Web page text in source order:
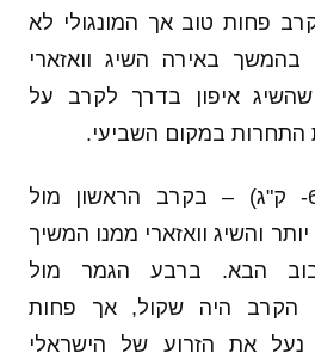
פחות טוב אך המונגולי לא
בהמשך באירה השיג וואזארי
איפון בדרך לקרב על
התחרות במקום השביעי.
(66- ק"ג) – בקרב הראשון מול
והשיג וואזארי ממנו המשיך
הבא. ברבע הגמר מול
הקרב היה שקול, אך פחות
נעל את הזרוע של הישראלי